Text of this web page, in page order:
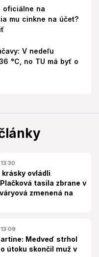
oficiálne na
mu cinkne na účet?
V nedeľu
°C, no TU má byť o
krásky ovládli
tasila zbrane v
zmenená na
Medveď strhol
útoku skončil muž v